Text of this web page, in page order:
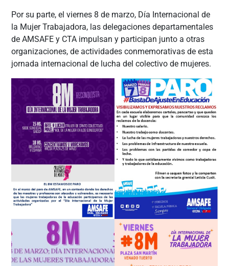
Por su parte, el viernes 8 de marzo, Día Internacional de
la Mujer Trabajadora, las delegaciones departamentales
de AMSAFE y CTA impulsan y participan junto a otras
organizaciones, de actividades conmemorativas de esta
jornada internacional de lucha del colectivo de mujeres.